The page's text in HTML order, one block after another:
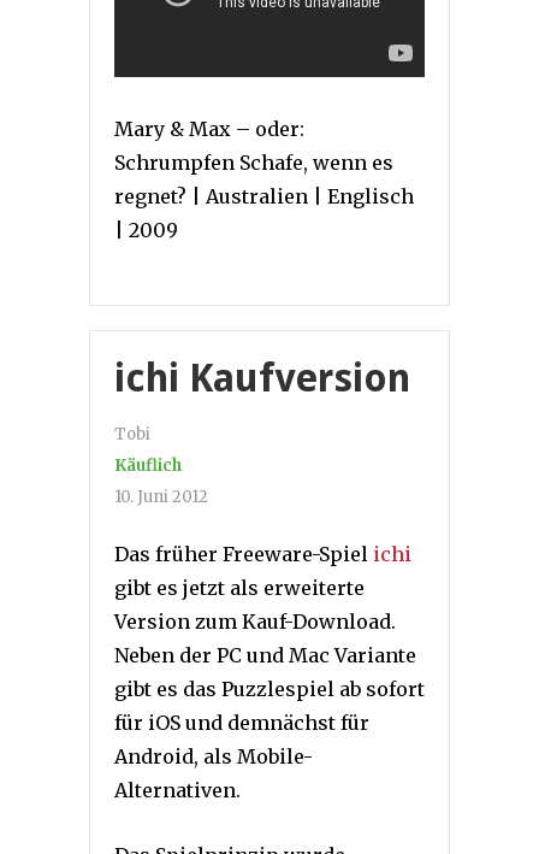
Mary & Max – oder:
Schrumpfen Schafe, wenn es
regnet? | Australien | Englisch
| 2009
ichi Kaufversion
Tobi
Käuflich
10. Juni 2012
Das früher Freeware-Spiel ichi
gibt es jetzt als erweiterte
Version zum Kauf-Download.
Neben der PC und Mac Variante
gibt es das Puzzlespiel ab sofort
für iOS und demnächst für
Android, als Mobile-
Alternativen.